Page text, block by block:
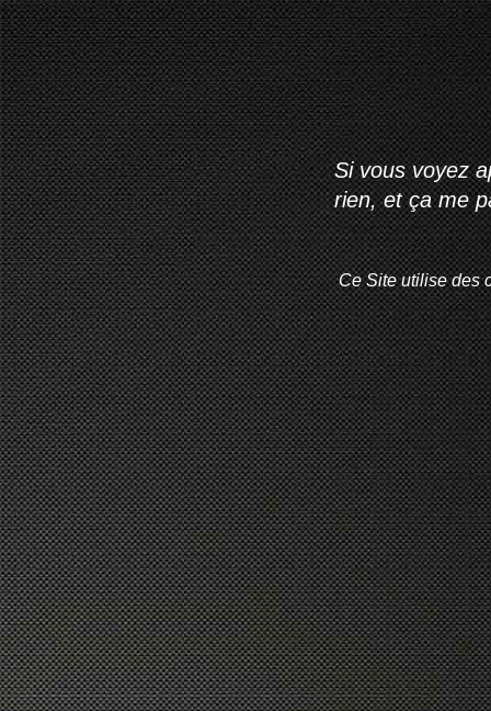
Si vous voyez
rien, et ça me
Ce Site utilise des